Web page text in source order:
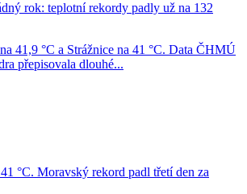
rok: teplotní rekordy padly už na 132
41,9 °C a Strážnice na 41 °C. Data ČHMÚ
přepisovala dlouhé...
°C. Moravský rekord padl třetí den za